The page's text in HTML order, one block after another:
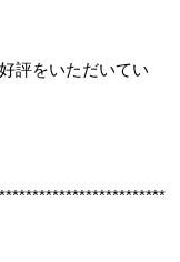
評をいただいてい